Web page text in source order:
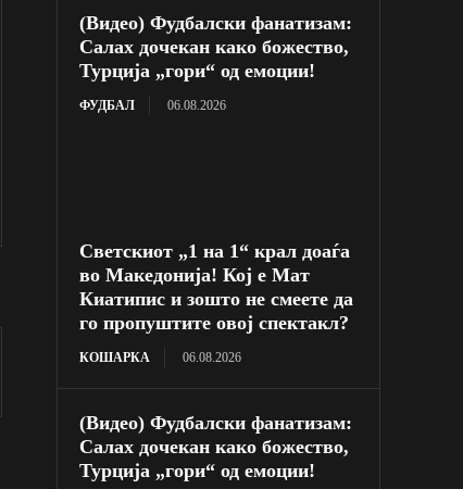
(Видео) Фудбалски фанатизам:
Салах дочекан како божество,
Турција „гори“ од емоции!
ФУДБАЛ 06.08.2026
Светскиот „1 на 1“ крал доаѓа
во Македонија! Кој е Мат
Киатипис и зошто не смеете да
го пропуштите овој спектакл?
КОШАРКА 06.08.2026
(Видео) Фудбалски фанатизам:
Салах дочекан како божество,
Турција „гори“ од емоции!